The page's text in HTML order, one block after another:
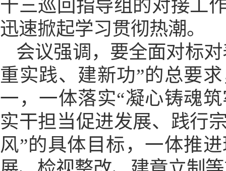
十三巡回指导组的对接工
迅速掀起学习贯彻热潮。
会议强调，要全面对标
重实践、建新功”的总要
一，一体落实“凝心铸魂
实干担当促进发展、践行
风”的具体目标，一体推